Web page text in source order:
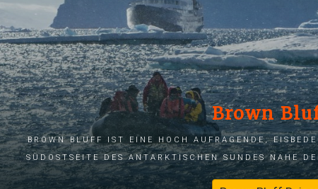
Brown
Brown Bluff ist eine hoch aufragende,
Südostseite des Antarktischen Sundes nahe